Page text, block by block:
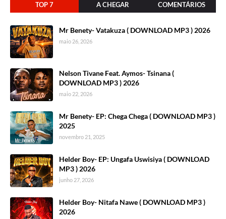
TOP 7 A CHEGAR COMENTÁRIOS
Mr Benety- Vatakuza ( DOWNLOAD MP3 ) 2026
maio 26, 2026
Nelson Tivane Feat. Aymos- Tsinana (
DOWNLOAD MP3 ) 2026
maio 22, 2026
Mr Benety- EP: Chega Chega ( DOWNLOAD MP3 )
2025
novembro 21, 2025
Helder Boy- EP: Ungafa Uswisiya ( DOWNLOAD
MP3 ) 2026
junho 27, 2026
Helder Boy- Nitafa Nawe ( DOWNLOAD MP3 )
2026